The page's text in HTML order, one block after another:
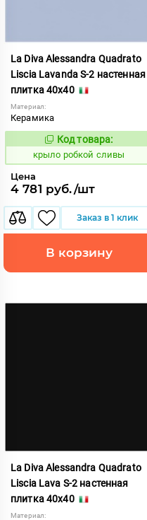
La Diva Alessandra Quadrato
Liscia Lavanda S-2 настенная
плитка 40x40
Материал:
Керамика
837886
Код товара:
крыло робкой сливы
Цена
4 781 руб./шт
Заказ в 1 клик
В корзину
La Diva Alessandra Quadrato
Liscia Lava S-2 настенная
плитка 40x40
Материал: